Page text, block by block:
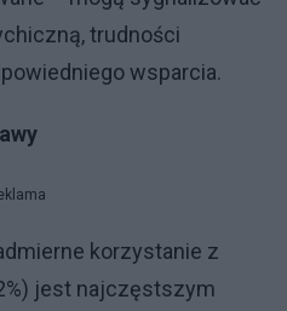
trudności
wsparcia.
korzystanie z
jest najczęstszym